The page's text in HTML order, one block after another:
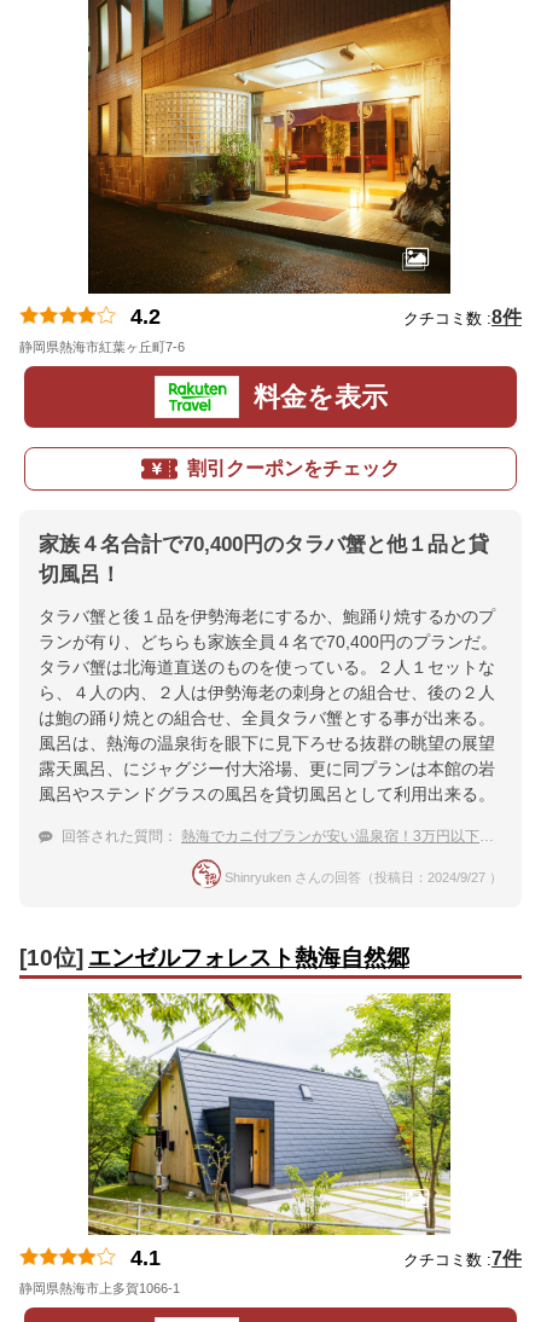
4.2 クチコミ数 :8件
静岡県熱海市紅葉ヶ丘町7-6
料金を表示
割引クーポンをチェック
家族４名合計で70,400円のタラバ蟹と他１品と貸
切風呂！
タラバ蟹と後１品を伊勢海老にするか、鮑踊り焼するかのプ
ランが有り、どちらも家族全員４名で70,400円のプランだ。
タラバ蟹は北海道直送のものを使っている。２人１セットな
ら、４人の内、２人は伊勢海老の刺身との組合せ、後の２人
は鮑の踊り焼との組合せ、全員タラバ蟹とする事が出来る。
風呂は、熱海の温泉街を眼下に見下ろせる抜群の眺望の展望
露天風呂、にジャグジー付大浴場、更に同プランは本館の岩
風呂やステンドグラスの風呂を貸切風呂として利用出来る。
回答された質問： 熱海でカニ付プランが安い温泉宿！3万円以下で泊まれるおすすめは？
Shinryuken さんの回答（投稿日：2024/9/27 ）
[10位] エンゼルフォレスト熱海自然郷
4.1 クチコミ数 :7件
静岡県熱海市上多賀1066-1